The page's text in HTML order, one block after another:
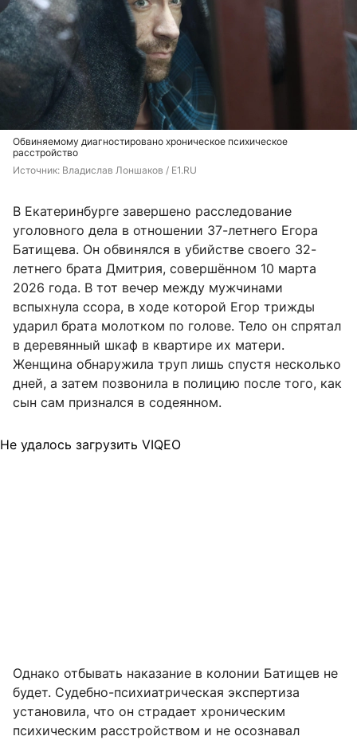
Обвиняемому диагностировано хроническое психическое
расстройство
Источник: Владислав Лоншаков / E1.RU
В Екатеринбурге завершено расследование
уголовного дела в отношении 37-летнего Егора
Батищева. Он обвинялся в убийстве своего 32-
летнего брата Дмитрия, совершённом 10 марта
2026 года. В тот вечер между мужчинами
вспыхнула ссора, в ходе которой Егор трижды
ударил брата молотком по голове. Тело он спрятал
в деревянный шкаф в квартире их матери.
Женщина обнаружила труп лишь спустя несколько
дней, а затем позвонила в полицию после того, как
сын сам признался в содеянном.
Не удалось загрузить VIQEO
Однако отбывать наказание в колонии Батищев не
будет. Судебно-психиатрическая экспертиза
установила, что он страдает хроническим
психическим расстройством и не осознавал